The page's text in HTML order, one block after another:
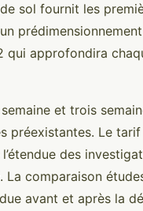
sol fournit les
prédimensionnement
qui approfondira
et trois
préexistantes. Le
des
comparaison
avant et après la